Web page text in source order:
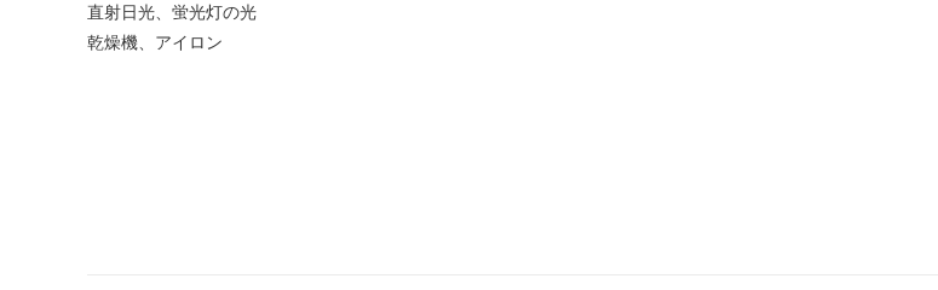
直射日光、蛍光灯の光
乾燥機、アイロン